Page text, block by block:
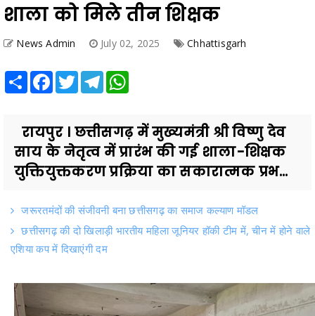
शाला को मिले तीन शिक्षक
News Admin July 02, 2025 Chhattisgarh
Share Facebook
TwitterTelegram
रायपुर । छत्तीसगढ़ में मुख्यमंत्री श्री विष्णु देव
साय के नेतृत्व में प्रारंभ की गई शाला-शिक्षक
युक्तियुक्तकरण प्रक्रिया का सकारात्मक प्रभ...
जरूरतमंदों की संजीवनी बना छत्तीसगढ़ का समाज कल्याण मॉडल
छत्तीसगढ़ की दो खिलाड़ी भारतीय महिला जूनियर हॉकी टीम में, चीन में होने वाले
एशिया कप में दिखाएंगी दम